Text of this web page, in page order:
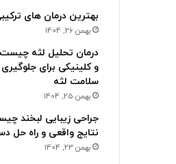
بهترین درمان های
بهمن 26, 1404
درمان تحلیل لثه
و کلینیکی برای
سلامت لثه
بهمن 25, 1404
جراحی زیبایی لبخند
نتایج واقعی و راه حل
بهمن 23, 1404